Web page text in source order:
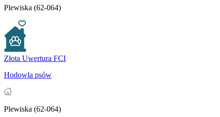
Plewiska (62-064)
Złota Uwertura FCI
Hodowla psów
Plewiska (62-064)